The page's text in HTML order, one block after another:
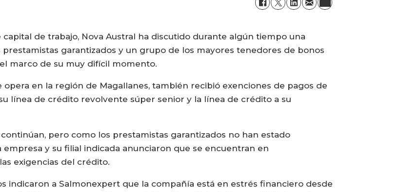
de trabajo, Nova Austral ha discutido durante algún tiempo una
garantizados y un grupo de los mayores tenedores de bonos
marco de su muy difícil momento.
en la región de Magallanes, también recibió exenciones de pagos de
línea de crédito revolvente súper senior y la línea de crédito a su
pero como los prestamistas garantizados no han estado
y su filial indicada anunciaron que se encuentran en
exigencias del crédito.
indicaron a Salmonexpert que la compañía está en estrés financiero desde